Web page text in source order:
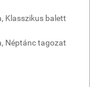
Klasszikus balett
Néptánc tagozat